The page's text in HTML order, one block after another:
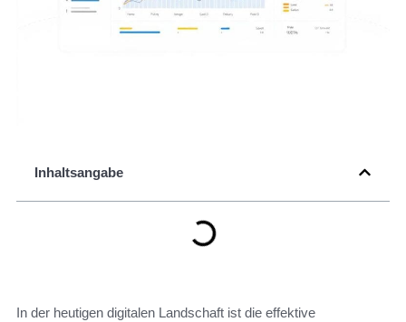
Inhaltsangabe
In der heutigen digitalen Landschaft ist die effektive